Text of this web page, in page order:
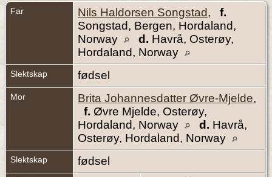
Far Nils Haldorsen Songstad, f.
Songstad, Bergen, Hordaland,
Norway
d. Havrå, Osterøy,
Hordaland, Norway
Slektskap fødsel
Mor Brita Johannesdatter Øvre-Mjelde,
f. Øvre Mjelde, Osterøy,
Hordaland, Norway
d. Havrå,
Osterøy, Hordaland, Norway
Slektskap fødsel